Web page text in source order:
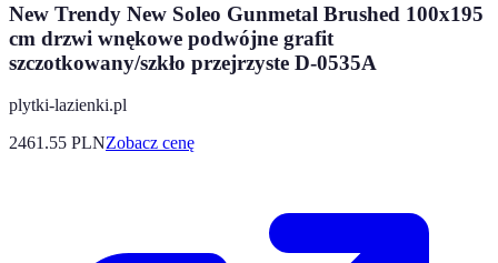
New Trendy New Soleo Gunmetal Brushed 100x195
cm drzwi wnękowe podwójne grafit
szczotkowany/szkło przejrzyste D-0535A
plytki-lazienki.pl
2461.55 PLNZobacz cenę